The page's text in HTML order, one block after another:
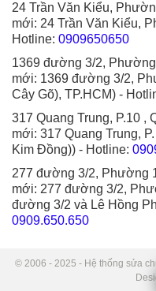
24 Trần Văn Kiểu,
mới: 24 Trần Văn Kiểu,
Hotline: 0909650650
1369 đường 3/2,
mới: 1369 đường 3/2,
Cây Gõ), TP.HCM) -
317 Quang Trung, P.10 ,
mới: 317 Quang Trung,
Kim Đồng)) - Hotline:
277 đường 3/2, Phường
mới: 277 đường 3/2,
đường 3/2 và Lê Hồng
0909.650.650
© 2006 - 2025 - Hệ thống sửa